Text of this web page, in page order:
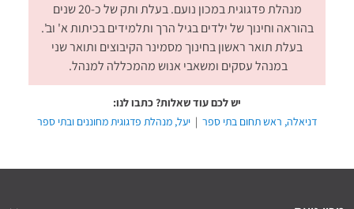
מנהלת פדגוגית במכון נועם. בעלת ותק של כ-20 שנים
בהוראה וחינוך של ילדים בגיל הרך ותלמידים בכיתות א' וב'.
בעלת תואר ראשון בחינוך מסמינר הקיבוצים ותואר שני
במנהל עסקים ומשאבי אנוש מהמכללה למנהל.
יש לכם עוד שאלות? כתבו לנו:
דניאלה, ראש תחום בתי ספר | יעל, מנהלת פדגוגית מחוננים ובתי ספר